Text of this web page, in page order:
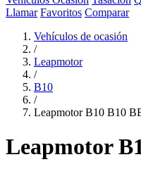
Llamar Favoritos Comparar
Vehículos de ocasión
/
Leapmotor
/
B10
/
Leapmotor B10 B10
Leapmotor